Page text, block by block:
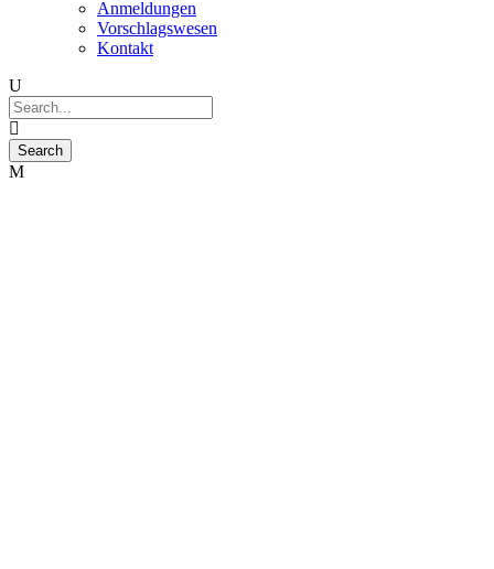
Anmeldungen
Vorschlagswesen
Kontakt